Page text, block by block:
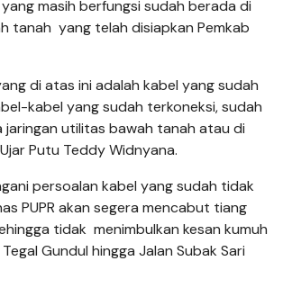
masih berfungsi sudah berada di
tanah yang telah disiapkan Pemkab
di atas ini adalah kabel yang sudah
kabel yang sudah terkoneksi, sudah
jaringan utilitas bawah tanah atau di
Putu Teddy Widnyana.
persoalan kabel yang sudah tidak
PUPR akan segera mencabut tiang
tidak menimbulkan kesan kumuh
Gundul hingga Jalan Subak Sari